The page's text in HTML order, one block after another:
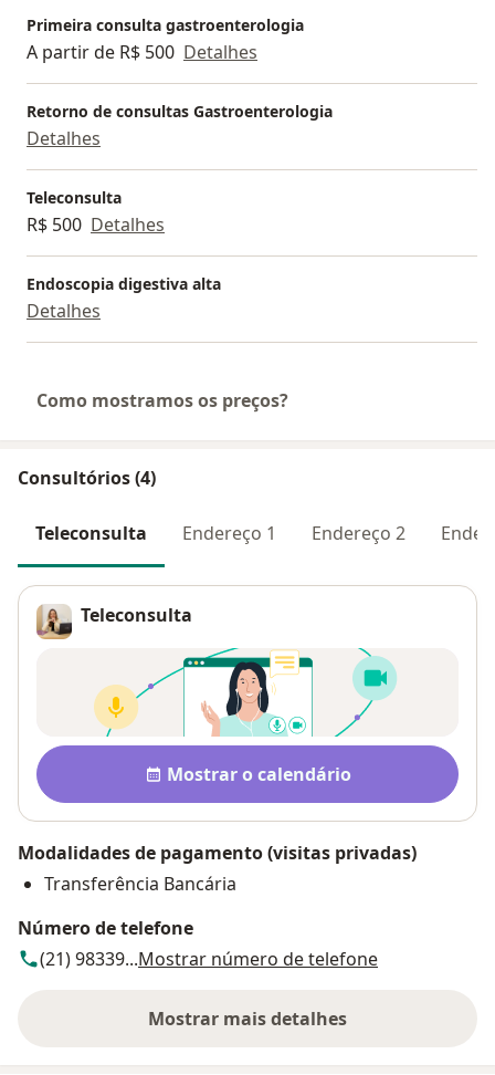
Estamos à disposição,
Dra. Fabiana Lopes
Gastro Diagnóstico RJ
Primeira consulta gastroenterologia
A partir de R$ 500 Detalhes
Retorno de consultas Gastroenterologia
Detalhes
Teleconsulta
R$ 500 Detalhes
Endoscopia digestiva alta
Detalhes
Como mostramos os preços?
Consultórios (4)
Teleconsulta Endereço 1 Endereço 2
Teleconsulta
Pagamento após a consulta
Disponibilidade
Mostrar o calendário
Modalidades de pagamento (visitas privadas)
Transferência Bancária
Número de telefone
(21) 98339...Mostrar número de telefone
Mostrar mais detalhes
sobre o endereço